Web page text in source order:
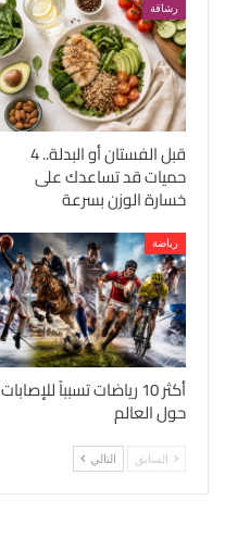
رشاقة
قبل الفستان أو البدلة.. 4
حميات قد تساعدك على
خسارة الوزن بسرعة
رياضة
أكثر 10 رياضات تسبباً للإصابات
حول العالم
السابق التالي